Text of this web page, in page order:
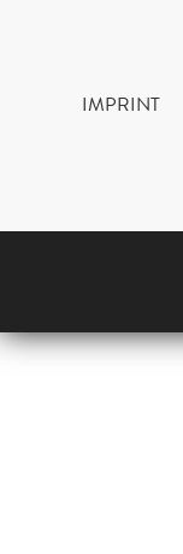
IMPRINT